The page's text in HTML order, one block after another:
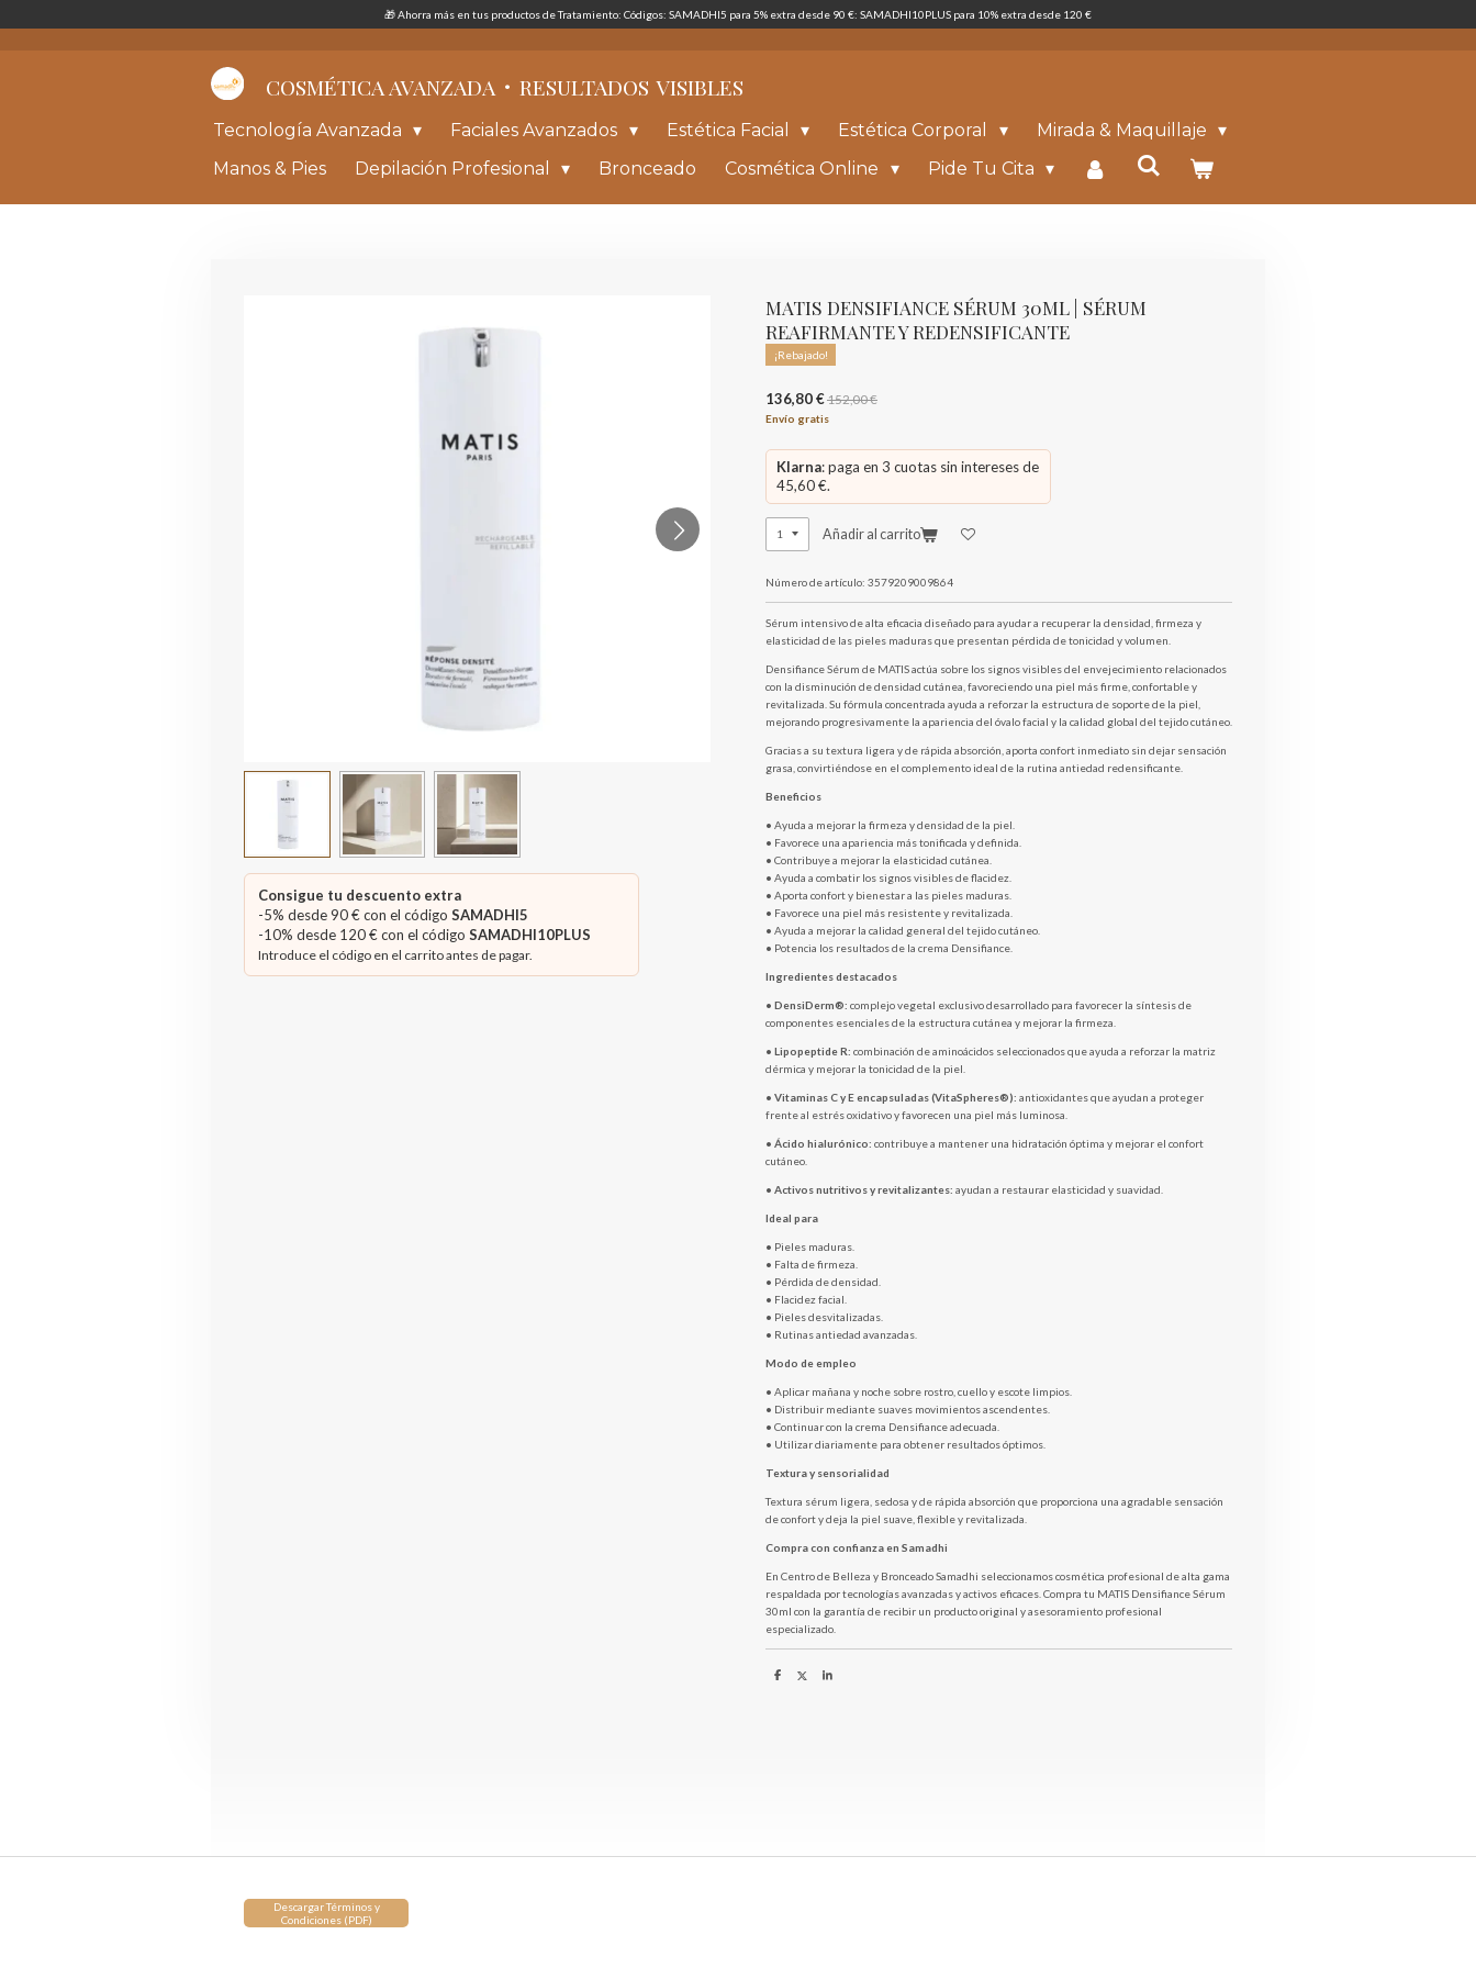
🎁 Ahorra más en tus productos de Tratamiento: Códigos: SAMADHI5 para 5% extra desde 90 €: SAMADHI10PLUS para 10% extra desde 120 €
COSMÉTICA AVANZADA · RESULTADOS VISIBLES
Tecnología Avanzada Faciales Avanzados Estética Facial Estética Corporal
Mirada & Maquillaje
Manos & Pies
Depilación Profesional Bronceado Cosmética Online Pide Tu Cita
MATIS DENSIFIANCE SÉRUM 30ML | SÉRUM
REAFIRMANTE Y REDENSIFICANTE
¡Rebajado!
Consigue tu descuento extra
-5% desde 90 € con el código SAMADHI5
-10% desde 120 € con el código SAMADHI10PLUS
Introduce el código en el carrito antes de pagar.
136,80 €152,00 €
Envío gratis
Klarna: paga en 3 cuotas sin intereses de
45,60 €.
Añadir al carrito
Número de artículo: 3579209009864
Sérum intensivo de alta eficacia diseñado para ayudar a recuperar la densidad, firmeza y
elasticidad de las pieles maduras que presentan pérdida de tonicidad y volumen.
Densifiance Sérum de MATIS actúa sobre los signos visibles del envejecimiento relacionados
con la disminución de densidad cutánea, favoreciendo una piel más firme, confortable y
revitalizada. Su fórmula concentrada ayuda a reforzar la estructura de soporte de la piel,
mejorando progresivamente la apariencia del óvalo facial y la calidad global del tejido cutáneo.
Gracias a su textura ligera y de rápida absorción, aporta confort inmediato sin dejar sensación
grasa, convirtiéndose en el complemento ideal de la rutina antiedad redensificante.
Beneficios
• Ayuda a mejorar la firmeza y densidad de la piel.
• Favorece una apariencia más tonificada y definida.
• Contribuye a mejorar la elasticidad cutánea.
• Ayuda a combatir los signos visibles de flacidez.
• Aporta confort y bienestar a las pieles maduras.
• Favorece una piel más resistente y revitalizada.
• Ayuda a mejorar la calidad general del tejido cutáneo.
• Potencia los resultados de la crema Densifiance.
Ingredientes destacados
• DensiDerm®: complejo vegetal exclusivo desarrollado para favorecer la síntesis de
componentes esenciales de la estructura cutánea y mejorar la firmeza.
• Lipopeptide R: combinación de aminoácidos seleccionados que ayuda a reforzar la matriz
dérmica y mejorar la tonicidad de la piel.
• Vitaminas C y E encapsuladas (VitaSpheres®): antioxidantes que ayudan a proteger
frente al estrés oxidativo y favorecen una piel más luminosa.
• Ácido hialurónico: contribuye a mantener una hidratación óptima y mejorar el confort
cutáneo.
• Activos nutritivos y revitalizantes: ayudan a restaurar elasticidad y suavidad.
Ideal para
• Pieles maduras.
• Falta de firmeza.
• Pérdida de densidad.
• Flacidez facial.
• Pieles desvitalizadas.
• Rutinas antiedad avanzadas.
Modo de empleo
• Aplicar mañana y noche sobre rostro, cuello y escote limpios.
• Distribuir mediante suaves movimientos ascendentes.
• Continuar con la crema Densifiance adecuada.
• Utilizar diariamente para obtener resultados óptimos.
Textura y sensorialidad
Textura sérum ligera, sedosa y de rápida absorción que proporciona una agradable sensación
de confort y deja la piel suave, flexible y revitalizada.
Compra con confianza en Samadhi
En Centro de Belleza y Bronceado Samadhi seleccionamos cosmética profesional de alta gama
respaldada por tecnologías avanzadas y activos eficaces. Compra tu MATIS Densifiance Sérum
30ml con la garantía de recibir un producto original y asesoramiento profesional
especializado.
C
C
C
Descargar Términos y
Condiciones (PDF)